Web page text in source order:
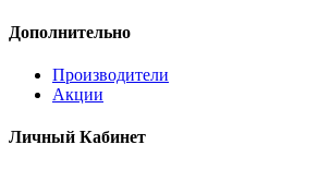
Дополнительно
Производители
Акции
Личный Кабинет